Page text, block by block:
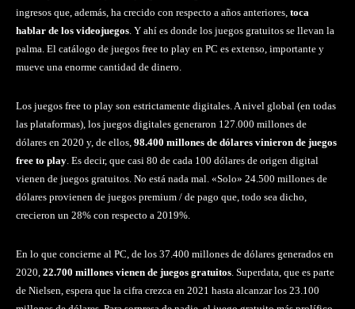
ingresos que, además, ha crecido con respecto a años anteriores, toca
hablar de los videojuegos . Y ahí es donde los juegos gratuitos se llevan la
palma. El catálogo de juegos free to play en PC es extenso, importante y
mueve una enorme cantidad de dinero.
Los juegos free to play son estrictamente digitales. A nivel global (en todas
las plataformas), los juegos digitales generaron 127.000 millones de
dólares en 2020 y, de ellos, 98.400 millones de dólares vinieron de juegos
free to play . Es decir, que casi 80 de cada 100 dólares de origen digital
vienen de juegos gratuitos. No está nada mal. «Solo» 24.500 millones de
dólares provienen de juegos premium / de pago que, todo sea dicho,
crecieron un 28% con respecto a 2019%.
En lo que concierne al PC, de los 37.400 millones de dólares generados en
2020, 22.700 millones vienen de juegos gratuitos . Superdata, que es parte
de Nielsen, espera que la cifra crezca en 2021 hasta alcanzar los 23.100